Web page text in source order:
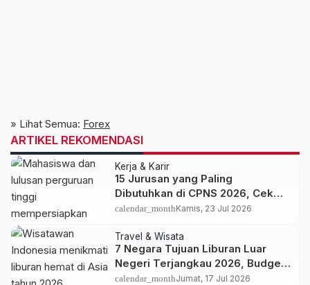
» Lihat Semua: Forex
ARTIKEL REKOMENDASI
Kerja & Karir
15 Jurusan yang Paling
Dibutuhkan di CPNS 2026, Cek
Peluangmu
calendar_monthKamis, 23 Jul 2026
Travel & Wisata
7 Negara Tujuan Liburan Luar
Negeri Terjangkau 2026, Budget
Mulai Rp3 Jutaan
calendar_monthJumat, 17 Jul 2026